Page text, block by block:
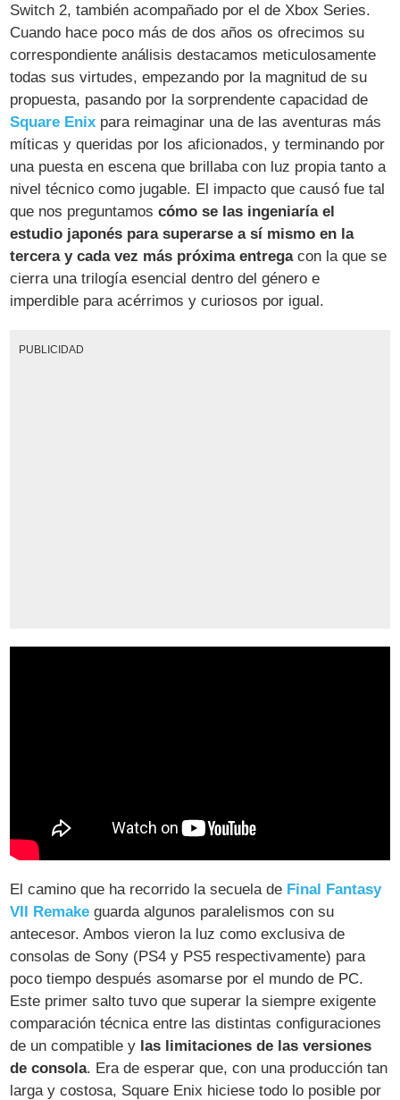
Switch 2, también acompañado por el de Xbox Series.
Cuando hace poco más de dos años os ofrecimos su
correspondiente análisis destacamos meticulosamente
todas sus virtudes, empezando por la magnitud de su
propuesta, pasando por la sorprendente capacidad de
Square Enix para reimaginar una de las aventuras más
míticas y queridas por los aficionados, y terminando por
una puesta en escena que brillaba con luz propia tanto a
nivel técnico como jugable. El impacto que causó fue tal
que nos preguntamoscómo se las ingeniaría el
estudio japonés para superarse a sí mismo en la
tercera y cada vez más próxima entregacon la que se
cierra una trilogía esencial dentro del género e
imperdible para acérrimos y curiosos por igual.
PUBLICIDAD
El camino que ha recorrido la secuela de Final Fantasy
VII Remake guarda algunos paralelismos con su
antecesor. Ambos vieron la luz como exclusiva de
consolas de Sony (PS4 y PS5 respectivamente) para
poco tiempo después asomarse por el mundo de PC.
Este primer salto tuvo que superar la siempre exigente
comparación técnica entre las distintas configuraciones
de un compatible y las limitaciones de las versiones
de consola. Era de esperar que, con una producción tan
larga y costosa, Square Enix hiciese todo lo posible por